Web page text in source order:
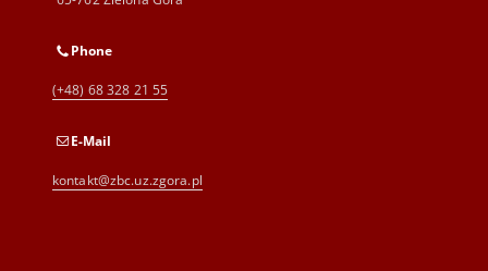
Phone
(+48) 68 328 21 55
E-Mail
kontakt@zbc.uz.zgora.pl